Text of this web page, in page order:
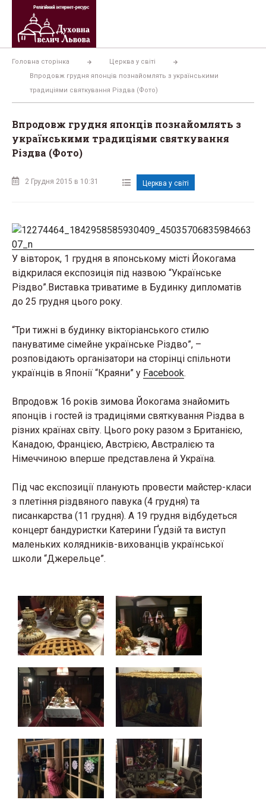
Перейти
вмісту
Головна сторінка
Церква у світі
Впродовж грудня японців познайомлять з українськими
традиціями святкування Різдва (Фото)
Впродовж грудня японців познайомлять з
українськими традиціями святкування
Різдва (Фото)
2 Грудня 2015 в 10:31 Церква у світі
У вівторок, 1 грудня в японському місті Йокогама
відкрилася експозиція під назвою “Українське
Різдво”.Виставка триватиме в Будинку дипломатів
до 25 грудня цього року.
“Три тижні в будинку вікторіанського стилю
пануватиме сімейне українське Різдво”, –
розповідають організатори на сторінці спільноти
українців в Японії “Краяни” у Facebook.
Впродовж 16 років зимова Йокогама знайомить
японців і гостей із традиціями святкування Різдва в
різних країнах світу. Цього року разом з Британією,
Канадою, Францією, Австрією, Австралією та
Німеччиною вперше представлена й Україна.
Під час експозиції планують провести майстер-класи
з плетіння різдвяного павука (4 грудня) та
писанкарства (11 грудня). А 19 грудня відбудеться
концерт бандуристки Катерини Ґудзій та виступ
маленьких колядників-вихованців української
школи “Джерельце”.